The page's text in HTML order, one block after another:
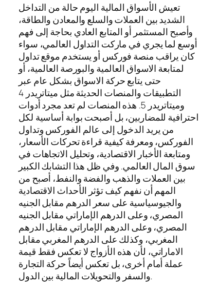
تعيش الأسواق المالية اليوم حالة من التداخل
الشديد بين العملات والسلع والمعادن والطاقة،
وأصبح المستثمر أو المتابع العادي بحاجة إلى فهم
أوسع لما يجري في ماركت التداول العالمي، سواء
كان يراقب منصة فوركس أو يستخدم موقع تداول
لمتابعة الاسواق العالمية والبورصة العالمية، أو
حتى يتابع حركة الاسواق بشكل عام عبر
التطبيقات والمنصات الحديثة مثل ميتاتريدر 4
وميتاتريدر 5. هذه المنصات لم تعد مجرد أدوات
احترافية للمضاربين، بل أصبحت بوابة أساسية لكل
من يريد الدخول إلى عالم الفوركس وتداول
الفوركس، ومعرفة كيفية قراءة تحركات الأسعار،
ومتابعة الأخبار الاقتصادية، وتحليل الاتجاهات في
سوق المال العالمي. وفي ظل هذا التشابك الكبير
بين العملات والذهب والفضة والنفط، أصبح من
المهم أن نفهم كيف تؤثر الأحداث الاقتصادية
والجيوسياسية على سعر الدرهم مقابل الجنيه
المصري، وعلى الدرهم الإماراتي مقابل الجنيه
المصري، وعلى الدرهم الإماراتي مقابل الدرهم
المغربي، وكذلك على الدرهم المغربي مقابل
الاماراتي، لأن هذه الأزواج لا تعكس فقط قيمة
عملة أمام أخرى، بل تعكس أيضاً حركة التجارة
والسفر والتحويلات المالية بين الدول.